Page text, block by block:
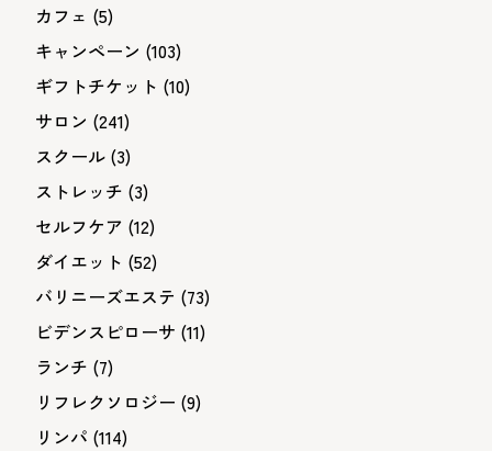
カフェ (5)
キャンペーン (103)
ギフトチケット (10)
サロン (241)
スクール (3)
ストレッチ (3)
セルフケア (12)
ダイエット (52)
バリニーズエステ (73)
ビデンスピローサ (11)
ランチ (7)
リフレクソロジー (9)
リンパ (114)